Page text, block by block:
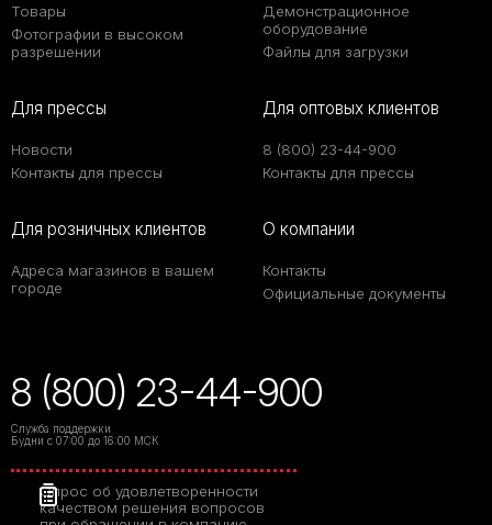
Товары
Фотографии в высоком
разрешении
Демонстрационное
оборудование
Файлы для загрузки
Для прессы
Новости
Контакты для прессы
Для оптовых клиентов
8 (800) 23-44-900
Контакты для прессы
Для розничных клиентов
Адреса магазинов в вашем
городе
О компании
Контакты
Официальные документы
8 (800) 23-44-900
Служба поддержки
Будни с 07:00 до 16:00 МСК
Опрос об удовлетворенности
качеством решения вопросов